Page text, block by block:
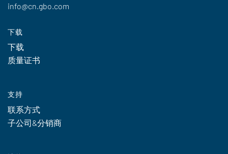
info@cn.gbo.com
下载
下载
质量证书
支持
联系方式
子公司&分销商